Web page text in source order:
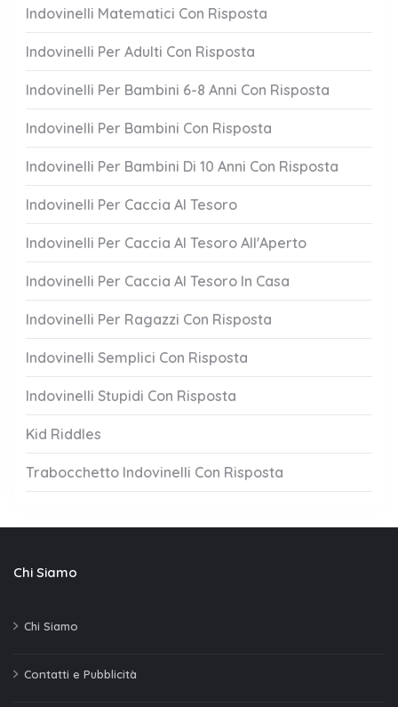
Indovinelli Matematici Con Risposta
Indovinelli Per Adulti Con Risposta
Indovinelli Per Bambini 6-8 Anni Con Risposta
Indovinelli Per Bambini Con Risposta
Indovinelli Per Bambini Di 10 Anni Con Risposta
Indovinelli Per Caccia Al Tesoro
Indovinelli Per Caccia Al Tesoro All'Aperto
Indovinelli Per Caccia Al Tesoro In Casa
Indovinelli Per Ragazzi Con Risposta
Indovinelli Semplici Con Risposta
Indovinelli Stupidi Con Risposta
Kid Riddles
Trabocchetto Indovinelli Con Risposta
Chi Siamo
Chi Siamo
Contatti e Pubblicità